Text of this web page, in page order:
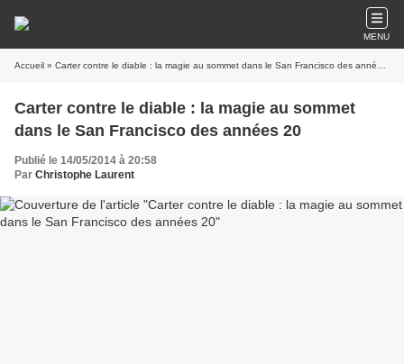
MENU
Accueil » Carter contre le diable : la magie au sommet dans le San Francisco des années 20
Carter contre le diable : la magie au sommet
dans le San Francisco des années 20
Publié le 14/05/2014 à 20:58
Par Christophe Laurent